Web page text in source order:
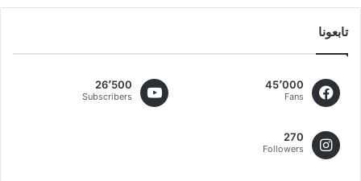
تابعونا
45٬000
Fans
26٬500
Subscribers
270
Followers